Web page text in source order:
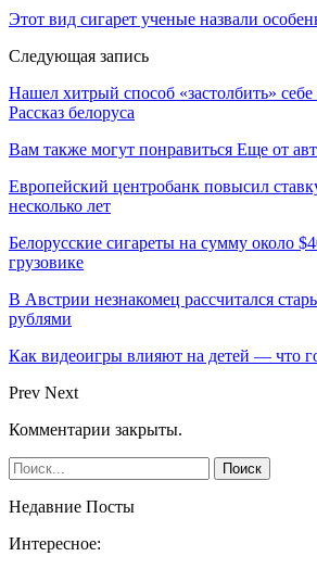
Этот вид сигарет ученые назвали
Следующая запись
Нашел хитрый способ «застолбить» себе
Рассказ белоруса
Вам также могут понравиться Еще от
Европейский центробанк повысил
несколько лет
Белорусские сигареты на сумму около
грузовике
В Австрии незнакомец рассчитался
рублями
Как видеоигры влияют на детей — что
Prev Next
Комментарии закрыты.
Недавние Посты
Интересное: